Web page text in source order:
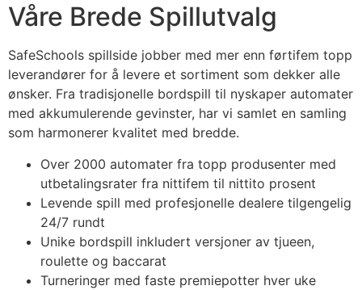
Panel
Panel
oku
Panel
panel
Oku
Våre Brede Spillutvalg
SafeSchools spillside jobber med mer enn førtifem topp
leverandører for å levere et sortiment som dekker alle
ønsker. Fra tradisjonelle bordspill til nyskaper automater
med akkumulerende gevinster, har vi samlet en samling
som harmonerer kvalitet med bredde.
Over 2000 automater fra topp produsenter med
utbetalingsrater fra nittifem til nittito prosent
Levende spill med profesjonelle dealere tilgengelig
24/7 rundt
Unike bordspill inkludert versjoner av tjueen,
roulette og baccarat
Turneringer med faste premiepotter hver uke